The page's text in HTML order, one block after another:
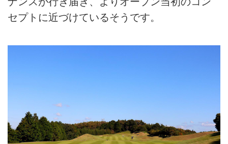
セプトに近づけているそうです。